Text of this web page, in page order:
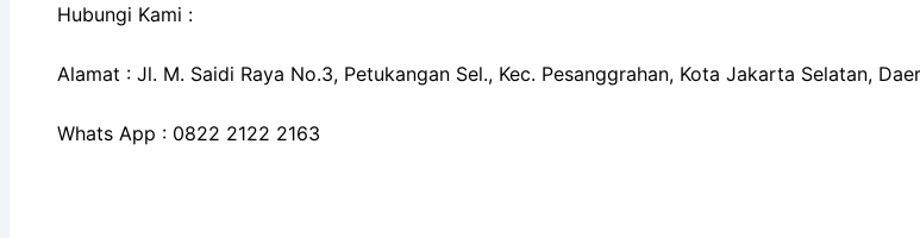
Hubungi Kami :
Alamat : Jl. M. Saidi Raya No.3, Petukangan Sel., Kec. Pesanggrahan, Kota Jakarta Selatan,
Whats App : 0822 2122 2163